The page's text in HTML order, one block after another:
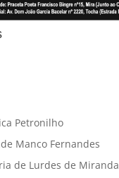
Petronilho
Manco Fernandes
de Lurdes de Miranda